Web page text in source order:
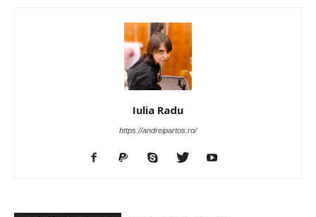
Iulia Radu
https://andreipartos.ro/